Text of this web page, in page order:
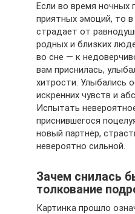
Если во время ночных
приятных эмоций, то
страдает от
родных и близких
во сне — к
вам приснилась,
хитрости. Улыбались
искренних чувств и
Испытать
приснившегося
новый партнёр,
невероятно сильной.
Зачем снилась
толкование
Картинка прошло